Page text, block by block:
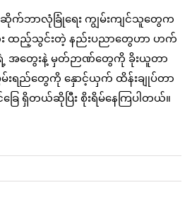
က်ဘာလုံခြုံရေး ကျွမ်းကျင်သူတွေက
ား ထည့်သွင်းတဲ့ နည်းပညာတွေဟာ ဟက်
အတွေးနဲ့ မှတ်ဉာဏ်တွေကို ခိုးယူတာ
မ်းရည်တွေကို နှောင့်ယှက် ထိန်းချုပ်တာ
ေ ရှိတယ်ဆိုပြီး စိုးရိမ်နေကြပါတယ်။